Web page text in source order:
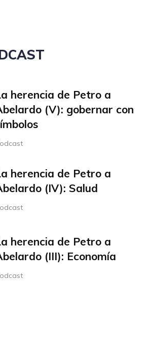
herencia de Petro a
(V): gobernar con
herencia de Petro a
(IV): Salud
herencia de Petro a
(III): Economía